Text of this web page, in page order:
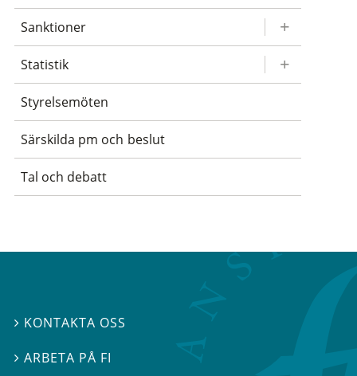
Sanktioner
Statistik
Styrelsemöten
Särskilda pm och beslut
Tal och debatt
 KONTAKTA OSS
 ARBETA PÅ FI